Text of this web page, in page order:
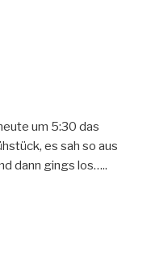
um 5:30 das
es sah so aus
dann gings los…..